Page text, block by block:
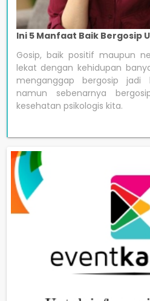
Ini 5 Manfaat Baik Bergosip
Gosip, baik positif maupun
lekat dengan kehidupan
menganggap bergosip jadi
namun sebenarnya
kesehatan psikologis kita.